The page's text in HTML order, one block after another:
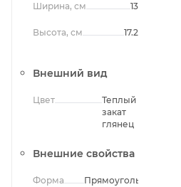
Ширина, см 13
Высота, см 17.2
Внешний вид
Цвет
Теплый
закат
глянец
Внешние свойства
Форма
Прямоугольная